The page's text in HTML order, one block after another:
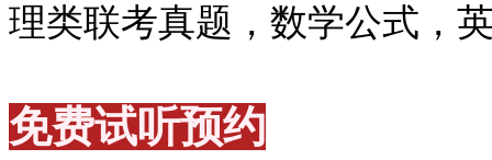
理类联考真题，数学公式，
免费试听预约